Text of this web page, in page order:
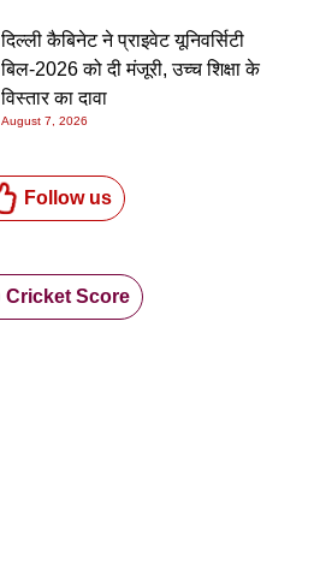
दिल्ली कैबिनेट ने प्राइवेट यूनिवर्सिटी
बिल-2026 को दी मंजूरी, उच्च शिक्षा के
विस्तार का दावा
August 7, 2026
Follow us
Cricket Score